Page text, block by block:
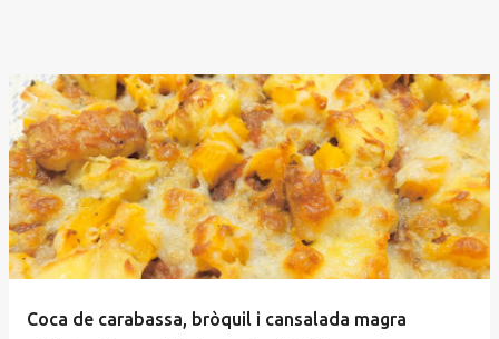
Coca de carabassa, bròquil i cansalada magra